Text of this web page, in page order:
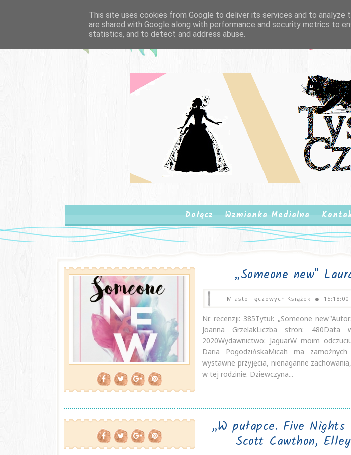
Dołącz Wzmianka Medialna
„Someone new"
Miasto Tęczowych Książek 15:18:00
Nr. recenzji: 385Tytuł: „Someone
Joanna GrzelakLiczba stron: 480Data
2020Wydawnictwo: JaguarW moim
Daria PogodzińskaMicah ma
wystawne przyjęcia, nienaganne
w tej rodzinie. Dziewczyna...
„W pułapce. Five
Scott Cawthon,
This site uses cookies from Google to deliver its services and to analyze
are shared with Google along with performance and security metrics to
statistics, and to detect and address abuse.